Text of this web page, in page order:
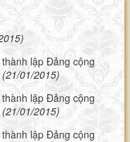
lập Đảng cộng
(21/01/2015)
lập Đảng cộng
(21/01/2015)
lập Đảng cộng